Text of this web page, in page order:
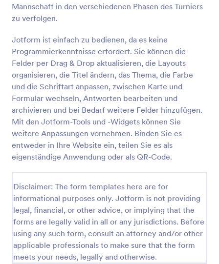
Mannschaft in den verschiedenen Phasen des Turniers
zu verfolgen.
Jotform ist einfach zu bedienen, da es keine
Programmierkenntnisse erfordert. Sie können die
Felder per Drag & Drop aktualisieren, die Layouts
organisieren, die Titel ändern, das Thema, die Farbe
und die Schriftart anpassen, zwischen Karte und
Formular wechseln, Antworten bearbeiten und
archivieren und bei Bedarf weitere Felder hinzufügen.
Mit den Jotform-Tools und -Widgets können Sie
weitere Anpassungen vornehmen. Binden Sie es
entweder in Ihre Website ein, teilen Sie es als
eigenständige Anwendung oder als QR-Code.
Disclaimer: The form templates here are for
informational purposes only. Jotform is not providing
legal, financial, or other advice, or implying that the
forms are legally valid in all or any jurisdictions. Before
using any such form, consult an attorney and/or other
applicable professionals to make sure that the form
meets your needs, legally and otherwise.
Einladungs Rückmeldung Für VIP
Einladungs-Rückmeldung für VIP (Zusage/Absage)
Go to Category:
Charity Formulare
Vorlage verwenden